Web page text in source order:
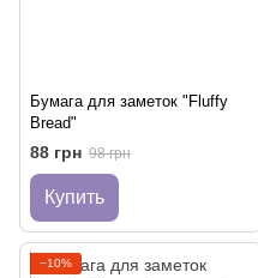
Бумага для заметок "Fluffy
Bread"
88 грн 98 грн
Купить
−10%